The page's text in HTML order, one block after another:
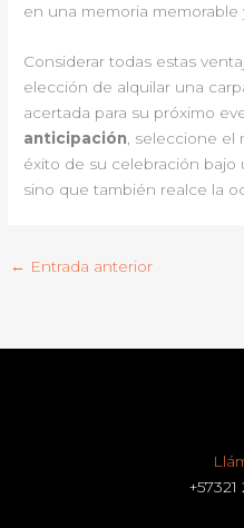
en una memoria memorable
Considerar todas estas
elección de alquilar una
acertada para su próximo
anticipación , seleccione
éxito de su celebración bajo
sino que también realce la
← Entrada anterior
+57321